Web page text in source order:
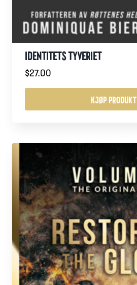
IDENTITETS TYVERIET
$27.00
KJØP PRODUKT